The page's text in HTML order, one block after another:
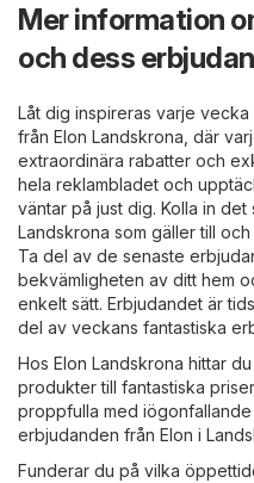
Mer information
och dess
Låt dig inspireras varje
från Elon Landskrona, där
extraordinära rabatter och
hela reklambladet och
väntar på just dig. Kolla in
Landskrona som gäller till
Ta del av de senaste
bekvämligheten av ditt hem
enkelt sätt. Erbjudandet är
del av veckans fantastiska
Hos Elon Landskrona hittar
produkter till fantastiska
proppfulla med
erbjudanden från Elon i
Funderar du på vilka